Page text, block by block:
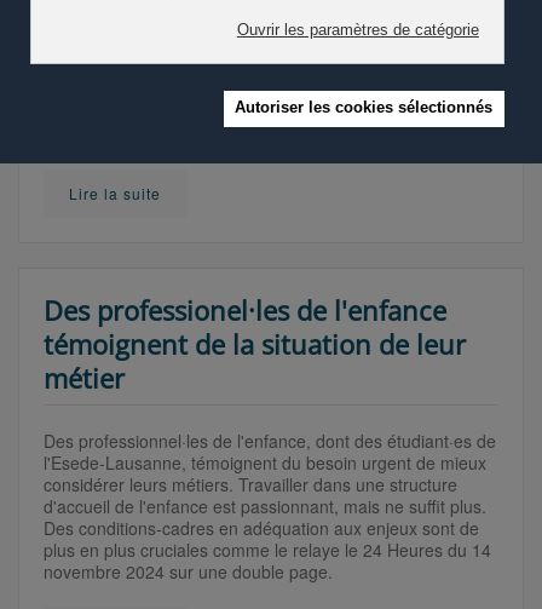
Chaque État (autorités nationales et locales), organisation
personnes concernées, enfants et adultes, sont exhortés à
réaffirmer leur engagement à respecter, protéger et
garantir les droits universels des enfants adoptés le 20
Lire la suite
Des professionel·les de l'enfance
témoignent de la situation de leur
métier
Des professionnel·les de l'enfance, dont des étudiant·es de
l'Esede-Lausanne, témoignent du besoin urgent de mieux
considérer leurs métiers. Travailler dans une structure
d'accueil de l'enfance est passionnant, mais ne suffit plus.
Des conditions-cadres en adéquation aux enjeux sont de
plus en plus cruciales comme le relaye le 24 Heures du 14
novembre 2024 sur une double page.